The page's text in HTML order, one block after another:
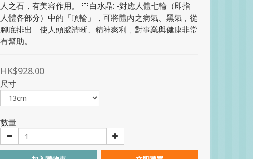
人之石，有美容作用。 🤍白水晶: -對應人體七輪（即指
人體各部分）中的「頂輪」，可將體內之病氣、黑氣，從
腳底排出，使人頭腦清晰、精神爽利，對事業與健康非常
有幫助。
HK$928.00
尺寸
數量